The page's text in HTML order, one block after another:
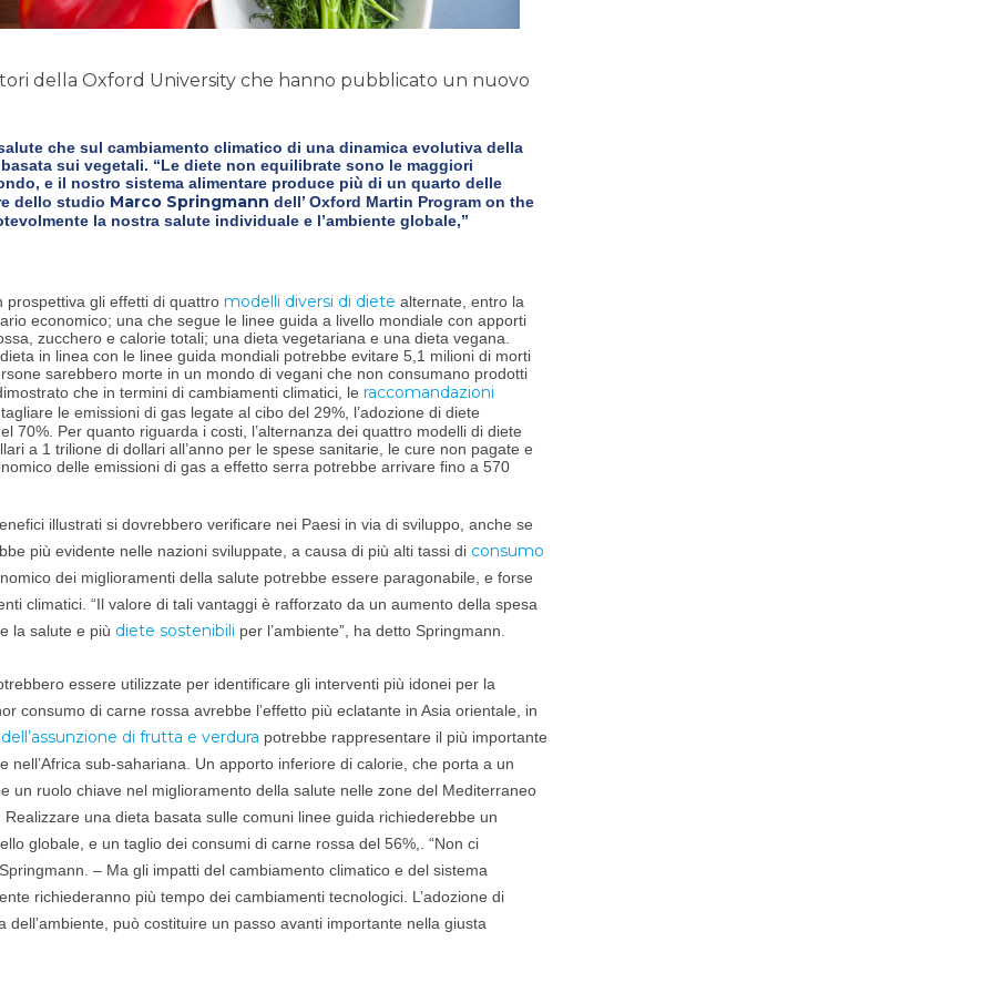
della Oxford University che hanno pubblicato un nuovo
che sul cambiamento climatico di una dinamica evolutiva della
sui vegetali. “Le diete non equilibrate sono le maggiori
e il nostro sistema alimentare produce più di un quarto delle
dello studio Marco Springmann dell’ Oxford Martin Program on the
la nostra salute individuale e l’ambiente globale,”
prospettiva gli effetti di quattro modelli diversi di diete alternate, entro la
economico; una che segue le linee guida a livello mondiale con apporti
zucchero e calorie totali; una dieta vegetariana e una dieta vegana.
in linea con le linee guida mondiali potrebbe evitare 5,1 milioni di morti
sarebbero morte in un mondo di vegani che non consumano prodotti
che in termini di cambiamenti climatici, le raccomandazioni
le emissioni di gas legate al cibo del 29%, l’adozione di diete
70%. Per quanto riguarda i costi, l’alternanza dei quattro modelli di diete
a 1 trilione di dollari all’anno per le spese sanitarie, le cure non pagate e
delle emissioni di gas a effetto serra potrebbe arrivare fino a 570
illustrati si dovrebbero verificare nei Paesi in via di sviluppo, anche se
più evidente nelle nazioni sviluppate, a causa di più alti tassi di consumo
dei miglioramenti della salute potrebbe essere paragonabile, e forse
climatici. “Il valore di tali vantaggi è rafforzato da un aumento della spesa
la salute e più diete sostenibili per l’ambiente”, ha detto Springmann.
essere utilizzate per identificare gli interventi più idonei per la
consumo di carne rossa avrebbe l’effetto più eclatante in Asia orientale, in
di frutta e verdura potrebbe rappresentare il più importante
nell’Africa sub-sahariana. Un apporto inferiore di calorie, che porta a un
un ruolo chiave nel miglioramento della salute nelle zone del Mediterraneo
una dieta basata sulle comuni linee guida richiederebbe un
globale, e un taglio dei consumi di carne rossa del 56%,. “Non ci
– Ma gli impatti del cambiamento climatico e del sistema
richiederanno più tempo dei cambiamenti tecnologici. L’adozione di
può costituire un passo avanti importante nella giusta